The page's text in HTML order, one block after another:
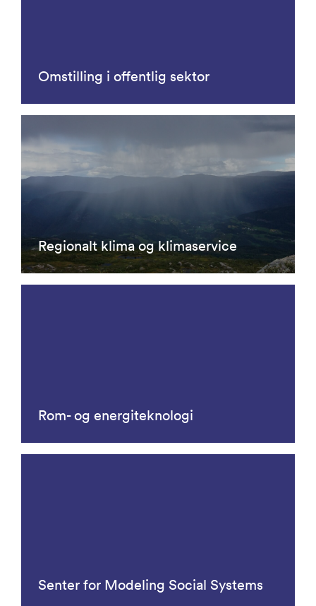
Omstilling i offentlig sektor
Regionalt klima og klimaservice
Rom- og energiteknologi
Senter for Modeling Social Systems